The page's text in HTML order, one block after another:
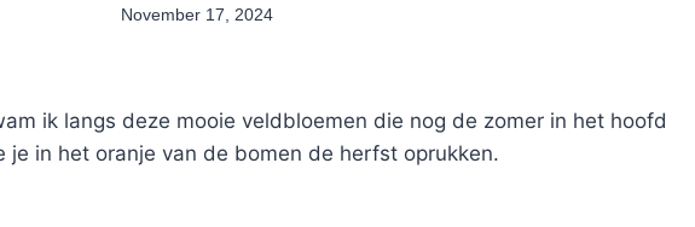
By
November 17, 2024
ik langs deze mooie veldbloemen die nog de zomer in het hoofd
je in het oranje van de bomen de herfst oprukken.